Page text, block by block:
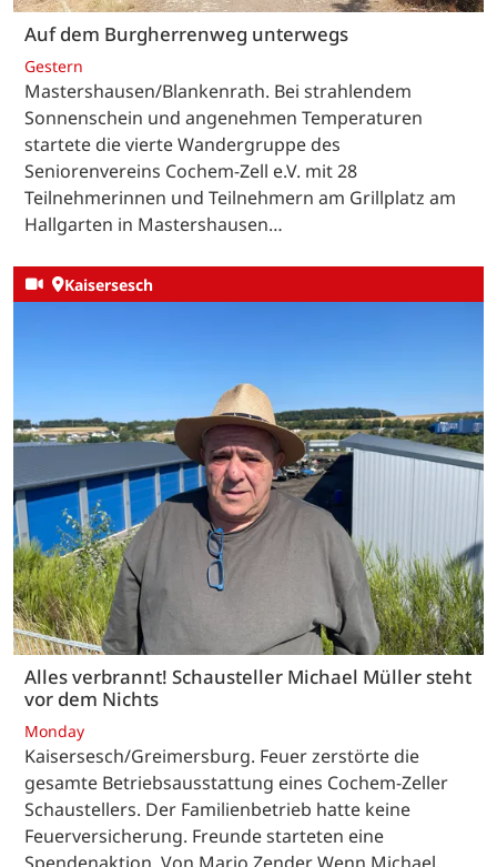
Auf dem Burgherrenweg unterwegs
Gestern
Mastershausen/Blankenrath. Bei strahlendem
Sonnenschein und angenehmen Temperaturen
startete die vierte Wandergruppe des
Seniorenvereins Cochem-Zell e.V. mit 28
Teilnehmerinnen und Teilnehmern am Grillplatz am
Hallgarten in Mastershausen…
Kaisersesch
Alles verbrannt! Schausteller Michael Müller steht
vor dem Nichts
Monday
Kaisersesch/Greimersburg. Feuer zerstörte die
gesamte Betriebsausstattung eines Cochem-Zeller
Schaustellers. Der Familienbetrieb hatte keine
Feuerversicherung. Freunde starteten eine